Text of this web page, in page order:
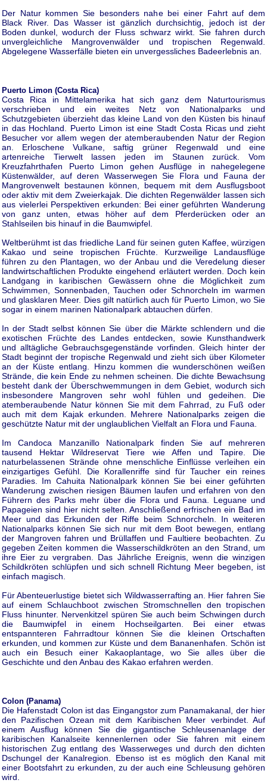
Der Natur kommen Sie besonders nahe bei einer Fahrt auf dem
Black River. Das Wasser ist gänzlich durchsichtig, jedoch ist der
Boden dunkel, wodurch der Fluss schwarz wirkt. Sie fahren durch
unvergleichliche Mangrovenwälder und tropischen Regenwald.
Abgelegene Wasserfälle bieten ein unvergessliches Badeerlebnis an.
Puerto Limon (Costa Rica)
Costa Rica in Mittelamerika hat sich ganz dem Naturtourismus
verschrieben und ein weites Netz von Nationalparks und
Schutzgebieten überzieht das kleine Land von den Küsten bis hinauf
in das Hochland. Puerto Limon ist eine Stadt Costa Ricas und zieht
Besucher vor allem wegen der atemberaubenden Natur der Region
an. Erloschene Vulkane, saftig grüner Regenwald und eine
artenreiche Tierwelt lassen jeden im Staunen zurück. Vom
Kreuzfahrthafen Puerto Limon gehen Ausflüge in nahegelegene
Küstenwälder, auf deren Wasserwegen Sie Flora und Fauna der
Mangrovenwelt bestaunen können, bequem mit dem Ausflugsboot
oder aktiv mit dem Zweierkajak. Die dichten Regenwälder lassen sich
aus vielerlei Perspektiven erkunden: Bei einer geführten Wanderung
von ganz unten, etwas höher auf dem Pferderücken oder an
Stahlseilen bis hinauf in die Baumwipfel.
Weltberühmt ist das friedliche Land für seinen guten Kaffee, würzigen
Kakao und seine tropischen Früchte. Kurzweilige Landausflüge
führen zu den Plantagen, wo der Anbau und die Veredelung dieser
landwirtschaftlichen Produkte eingehend erläutert werden. Doch kein
Landgang in karibischen Gewässern ohne die Möglichkeit zum
Schwimmen, Sonnenbaden, Tauchen oder Schnorcheln im warmen
und glasklaren Meer. Dies gilt natürlich auch für Puerto Limon, wo Sie
sogar in einem marinen Nationalpark abtauchen dürfen.
In der Stadt selbst können Sie über die Märkte schlendern und die
exotischen Früchte des Landes entdecken, sowie Kunsthandwerk
und alltägliche Gebrauchsgegenstände vorfinden. Gleich hinter der
Stadt beginnt der tropische Regenwald und zieht sich über Kilometer
an der Küste entlang. Hinzu kommen die wunderschönen weißen
Strände, die kein Ende zu nehmen scheinen. Die dichte Bewachsung
besteht dank der Überschwemmungen in dem Gebiet, wodurch sich
insbesondere Mangroven sehr wohl fühlen und gedeihen. Die
atemberaubende Natur können Sie mit dem Fahrrad, zu Fuß oder
auch mit dem Kajak erkunden. Mehrere Nationalparks zeigen die
geschützte Natur mit der unglaublichen Vielfalt an Flora und Fauna.
Im Candoca Manzanillo Nationalpark finden Sie auf mehreren
tausend Hektar Wildreservat Tiere wie Affen und Tapire. Die
naturbelassenen Strände ohne menschliche Einflüsse verleihen ein
einzigartiges Gefühl. Die Korallenriffe sind für Taucher ein reines
Paradies. Im Cahuita Nationalpark können Sie bei einer geführten
Wanderung zwischen riesigen Bäumen laufen und erfahren von den
Führern des Parks mehr über die Flora und Fauna. Leguane und
Papageien sind hier nicht selten. Anschließend erfrischen ein Bad im
Meer und das Erkunden der Riffe beim Schnorcheln. In weiteren
Nationalparks können Sie sich nur mit dem Boot bewegen, entlang
der Mangroven fahren und Brüllaffen und Faultiere beobachten. Zu
gegeben Zeiten kommen die Wasserschildkröten an den Strand, um
ihre Eier zu vergraben. Das Jährliche Ereignis, wenn die winzigen
Schildkröten schlüpfen und sich schnell Richtung Meer begeben, ist
einfach magisch.
Für Abenteuerlustige bietet sich Wildwasserrafting an. Hier fahren Sie
auf einem Schlauchboot zwischen Stromschnellen den tropischen
Fluss hinunter. Nervenkitzel spüren Sie auch beim Schwingen durch
die Baumwipfel in einem Hochseilgarten. Bei einer etwas
entspannteren Fahrradtour können Sie die kleinen Ortschaften
erkunden, und kommen zur Küste und dem Bananenhafen. Schön ist
auch ein Besuch einer Kakaoplantage, wo Sie alles über die
Geschichte und den Anbau des Kakao erfahren werden.
Colon (Panama)
Die Hafenstadt Colon ist das Eingangstor zum Panamakanal, der hier
den Pazifischen Ozean mit dem Karibischen Meer verbindet. Auf
einem Ausflug können Sie die gigantische Schleusenanlage der
karibischen Kanalseite kennenlernen oder Sie fahren mit einem
historischen Zug entlang des Wasserweges und durch den dichten
Dschungel der Kanalregion. Ebenso ist es möglich den Kanal mit
einer Bootsfahrt zu erkunden, zu der auch eine Schleusung gehören
wird.